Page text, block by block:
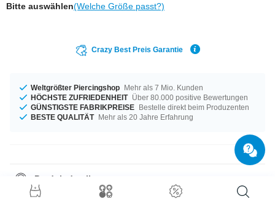
Bitte auswählen(Welche Größe passt?)
Crazy Best Preis Garantie
Weltgrößter Piercingshop Mehr als 7 Mio. Kunden
HÖCHSTE ZUFRIEDENHEIT Über 80.000 positive Bewertungen
GÜNSTIGSTE FABRIKPREISE Bestelle direkt beim Produzenten
BESTE QUALITÄT Mehr als 20 Jahre Erfahrung
Produktdetails
Ein Produkt für alle Gelegenheiten - erhältlich von 1,2 mm und 1,6 mm